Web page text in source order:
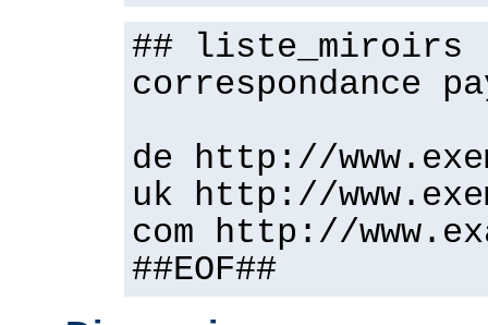
## liste_miroirs
correspondance
de http://
uk http://
com http://
##EOF##